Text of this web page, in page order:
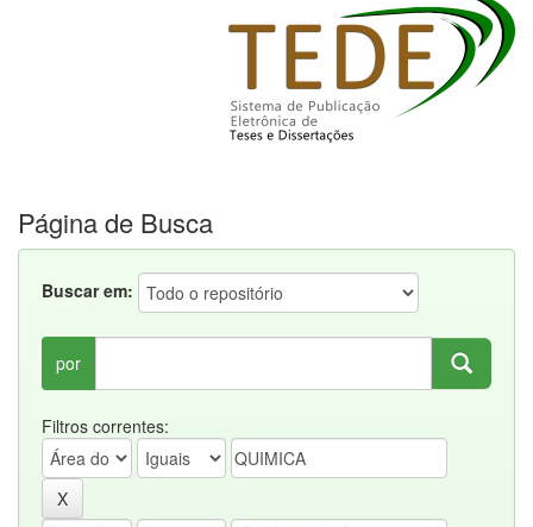
Página de Busca
Buscar em:
por
Filtros correntes: